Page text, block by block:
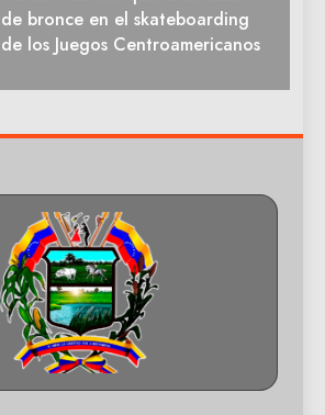
de bronce en el skateboarding
de los Juegos Centroamericanos